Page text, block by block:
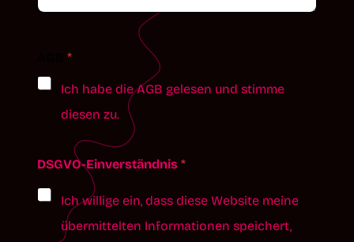
*
Ich habe die AGB gelesen und stimme
diesen zu.
b
DSGVO-Einverständnis*
Ich willige ein, dass diese Website meine
übermittelten Informationen speichert,